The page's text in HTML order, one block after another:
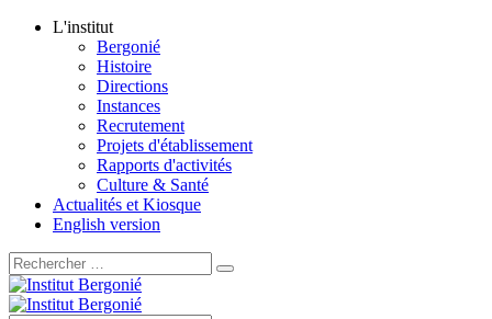
L'institut
Bergonié
Histoire
Directions
Instances
Recrutement
Projets d'établissement
Rapports d'activités
Culture & Santé
Actualités et Kiosque
English version
Rechercher :